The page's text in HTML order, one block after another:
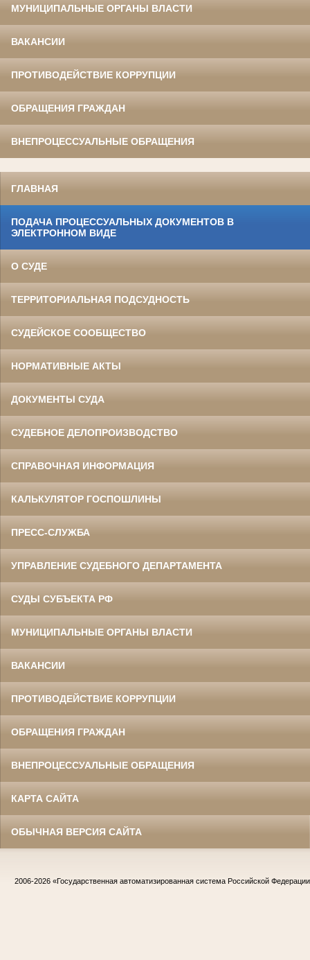
МУНИЦИПАЛЬНЫЕ ОРГАНЫ ВЛАСТИ
ВАКАНСИИ
ПРОТИВОДЕЙСТВИЕ КОРРУПЦИИ
ОБРАЩЕНИЯ ГРАЖДАН
ВНЕПРОЦЕССУАЛЬНЫЕ ОБРАЩЕНИЯ
ГЛАВНАЯ
ПОДАЧА ПРОЦЕССУАЛЬНЫХ ДОКУМЕНТОВ В
ЭЛЕКТРОННОМ ВИДЕ
О СУДЕ
ТЕРРИТОРИАЛЬНАЯ ПОДСУДНОСТЬ
СУДЕЙСКОЕ СООБЩЕСТВО
НОРМАТИВНЫЕ АКТЫ
ДОКУМЕНТЫ СУДА
СУДЕБНОЕ ДЕЛОПРОИЗВОДСТВО
СПРАВОЧНАЯ ИНФОРМАЦИЯ
КАЛЬКУЛЯТОР ГОСПОШЛИНЫ
ПРЕСС-СЛУЖБА
УПРАВЛЕНИЕ СУДЕБНОГО ДЕПАРТАМЕНТА
СУДЫ СУБЪЕКТА РФ
МУНИЦИПАЛЬНЫЕ ОРГАНЫ ВЛАСТИ
ВАКАНСИИ
ПРОТИВОДЕЙСТВИЕ КОРРУПЦИИ
ОБРАЩЕНИЯ ГРАЖДАН
ВНЕПРОЦЕССУАЛЬНЫЕ ОБРАЩЕНИЯ
КАРТА САЙТА
ОБЫЧНАЯ ВЕРСИЯ САЙТА
2006-2026 «Государственная автоматизированная система Российской